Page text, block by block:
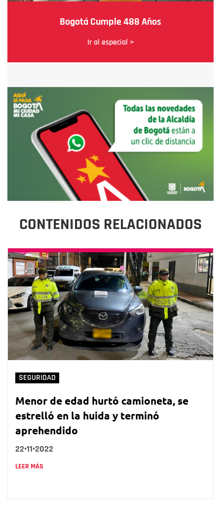
Bogotá Cumple 488 Años
Ir al especial >
CONTENIDOS RELACIONADOS
SEGURIDAD
Menor de edad hurtó camioneta, se
estrelló en la huida y terminó
aprehendido
22•11•2022
LEER MÁS